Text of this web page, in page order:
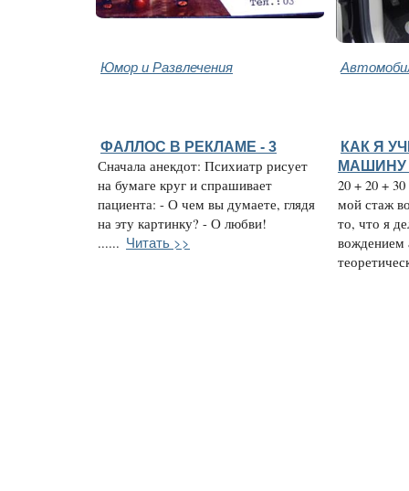
Юмор и Развлечения
ФАЛЛОС В РЕКЛАМЕ - 3
Сначала анекдот: Психиатр рисует
на бумаге круг и спрашивает
пациента: - О чем вы думаете, глядя
на эту картинку? - О любви!
...... Читать >>
КАК Я
МАШИНУ
20 + 20 +
мой стаж
то, что я
вождением